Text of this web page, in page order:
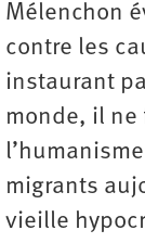
Mélenchon
contre les
instaurant
monde, il ne
migrants
vieille